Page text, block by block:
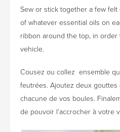
Sew or stick together a few
of whatever essential oils on
ribbon around the top, in
vehicle.
Cousez ou collez ensemble
feutrées. Ajoutez deux gouttes
chacune de vos boules.
de pouvoir l’accrocher à votre